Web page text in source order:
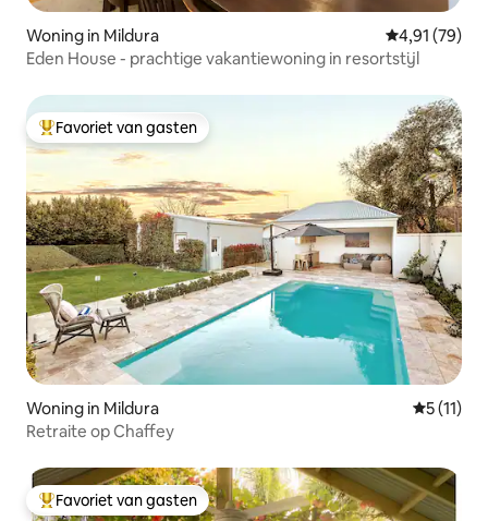
Woning in Mildura Gemiddelde
4,91 (79)
Eden House - prachtige vakantiewoning in resortstijl
Topfavoriet van gasten
Favoriet van gasten
Woning in Mildura
5 (11)
Retraite op Chaffey
Topfavoriet van gasten
Favoriet van gasten